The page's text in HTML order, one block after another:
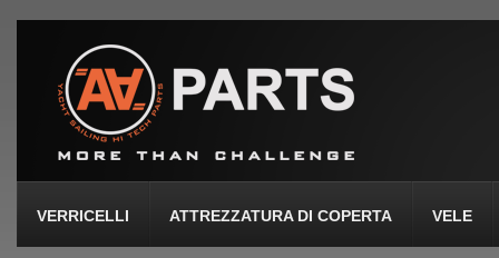
VERRICELLI ATTREZZATURA DI COPERTA VELE